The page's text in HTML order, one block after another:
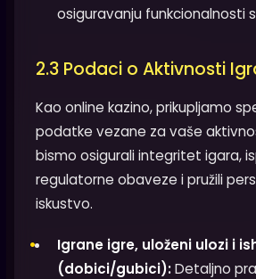
osiguravanju funkcionalnosti
2.3 Podaci o Aktivnosti
Kao online kazino, prikupljamo
podatke vezane za vaše
bismo osigurali integritet igara,
regulatorne obaveze i pružili
iskustvo.
Igrane igre, uloženi ulozi i
(dobici/gubici):Detaljno